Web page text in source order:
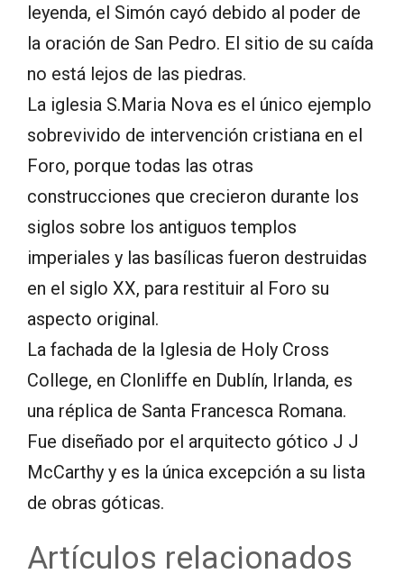
leyenda, el Simón cayó debido al poder de
la oración de San Pedro. El sitio de su caída
no está lejos de las piedras.
La iglesia S.Maria Nova es el único ejemplo
sobrevivido de intervención cristiana en el
Foro, porque todas las otras
construcciones que crecieron durante los
siglos sobre los antiguos templos
imperiales y las basílicas fueron destruidas
en el siglo XX, para restituir al Foro su
aspecto original.
La fachada de la Iglesia de Holy Cross
College, en Clonliffe en Dublín, Irlanda, es
una réplica de Santa Francesca Romana.
Fue diseñado por el arquitecto gótico J J
McCarthy y es la única excepción a su lista
de obras góticas.
Artículos relacionados